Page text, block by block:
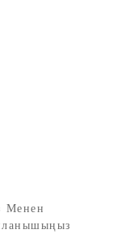
Менен